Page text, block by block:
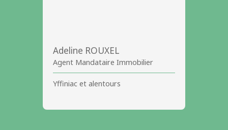
Adeline ROUXEL
Agent Mandataire Immobilier
Yffiniac et alentours